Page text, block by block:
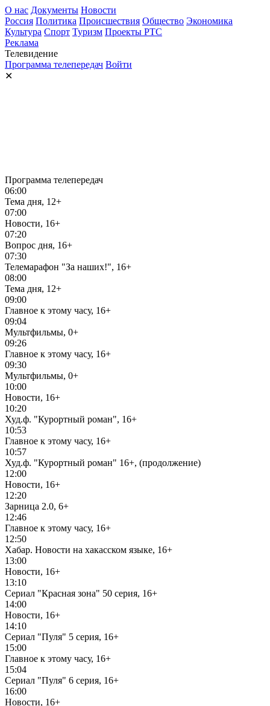
О нас Документы Новости
Россия Политика Происшествия Общество Экономика
Культура Спорт Туризм Проекты РТС
Реклама
Телевидение
Программа телепередач Войти
✕
Программа телепередач
06:00
Тема дня, 12+
07:00
Новости, 16+
07:20
Вопрос дня, 16+
07:30
Телемарафон "За наших!", 16+
08:00
Тема дня, 12+
09:00
Главное к этому часу, 16+
09:04
Мультфильмы, 0+
09:26
Главное к этому часу, 16+
09:30
Мультфильмы, 0+
10:00
Новости, 16+
10:20
Худ.ф. "Курортный роман", 16+
10:53
Главное к этому часу, 16+
10:57
Худ.ф. "Курортный роман" 16+, (продолжение)
12:00
Новости, 16+
12:20
Зарница 2.0, 6+
12:46
Главное к этому часу, 16+
12:50
Хабар. Новости на хакасском языке, 16+
13:00
Новости, 16+
13:10
Сериал "Красная зона" 50 серия, 16+
14:00
Новости, 16+
14:10
Сериал "Пуля" 5 серия, 16+
15:00
Главное к этому часу, 16+
15:04
Сериал "Пуля" 6 серия, 16+
16:00
Новости, 16+